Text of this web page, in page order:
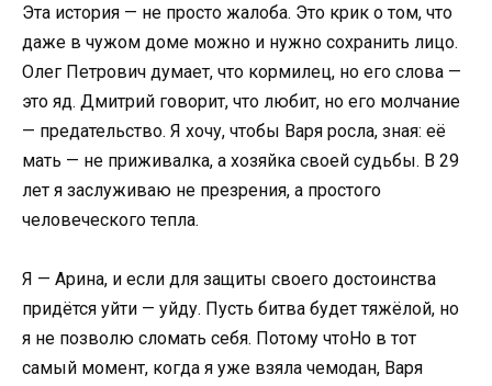
Эта история — не просто жалоба. Это крик о том, что
даже в чужом доме можно и нужно сохранить лицо.
Олег Петрович думает, что кормилец, но его слова —
это яд. Дмитрий говорит, что любит, но его молчание
— предательство. Я хочу, чтобы Варя росла, зная: её
мать — не приживалка, а хозяйка своей судьбы. В 29
лет я заслуживаю не презрения, а простого
человеческого тепла.
Я — Арина, и если для защиты своего достоинства
придётся уйти — уйду. Пусть битва будет тяжёлой, но
я не позволю сломать себя. Потому чтоНо в тот
самый момент, когда я уже взяла чемодан, Варя